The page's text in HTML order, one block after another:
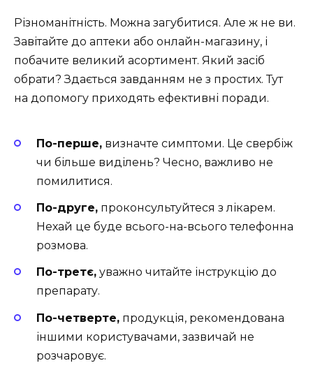
Різноманітність. Можна загубитися. Але ж не ви.
Завітайте до аптеки або онлайн-магазину, і
побачите великий асортимент. Який засіб
обрати? Здається завданням не з простих. Тут
на допомогу приходять ефективні поради.
По-перше, визначте симптоми. Це свербіж
чи більше виділень? Чесно, важливо не
помилитися.
По-друге, проконсультуйтеся з лікарем.
Нехай це буде всього-на-всього телефонна
розмова.
По-третє, уважно читайте інструкцію до
препарату.
По-четверте, продукція, рекомендована
іншими користувачами, зазвичай не
розчаровує.